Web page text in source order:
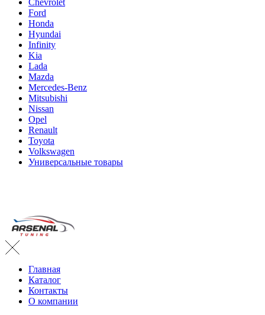
Ford
Honda
Hyundai
Infinity
Kia
Lada
Mazda
Mercedes-Benz
Mitsubishi
Nissan
Opel
Renault
Toyota
Volkswagen
Универсальные товары
Главная
Каталог
Контакты
О компании